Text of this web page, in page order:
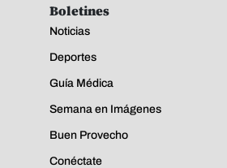
Boletines
Noticias
Deportes
Guía Médica
Semana en Imágenes
Buen Provecho
Conéctate